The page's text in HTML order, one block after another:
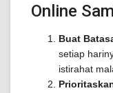
Online
Buat
setiap
istirahat